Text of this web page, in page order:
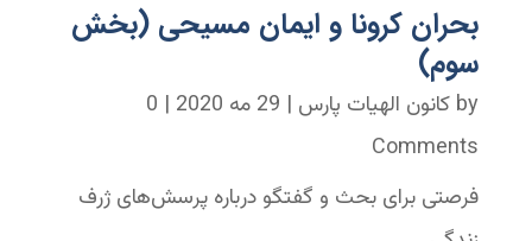
بحران کرونا و ایمان مسیحی (بخش
سوم)
by کانون الهیات پارس | 29 مه 2020
| 0
Comments
فرصتی برای بحث و گفتگو درباره پرسش‌های ژرف